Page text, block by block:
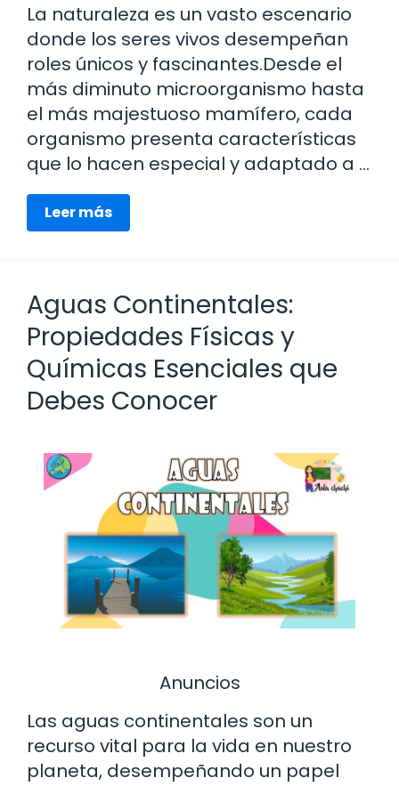
La naturaleza es un vasto escenario
donde los seres vivos desempeñan
roles únicos y fascinantes.Desde el
más diminuto microorganismo hasta
el más majestuoso mamífero, cada
organismo presenta características
que lo hacen especial y adaptado a …
Leer más
Aguas Continentales:
Propiedades Físicas y
Químicas Esenciales que
Debes Conocer
Anuncios
Las aguas continentales son un
recurso vital para la vida en nuestro
planeta, desempeñando un papel